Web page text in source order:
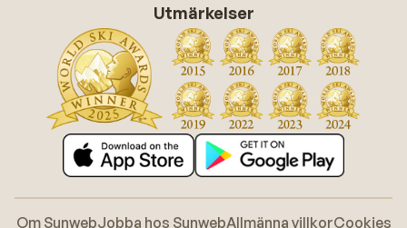
Utmärkelser
Om SunwebJobba hos SunwebAllmänna villkorCookies